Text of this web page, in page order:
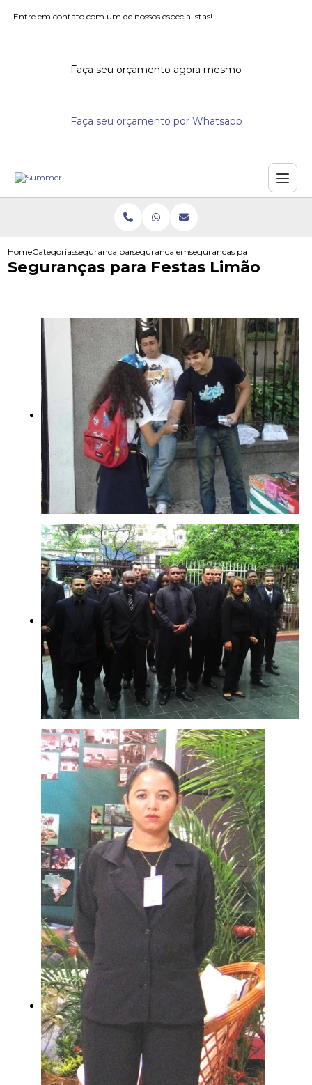
Entre em contato com um de nossos especialistas!
Faça seu orçamento agora mesmo
Faça seu orçamento por Whatsapp
HomeCategoriasseguranca para eventosseguranca em eventos fechados
segurancas para festas limao
Seguranças para Festas Limão